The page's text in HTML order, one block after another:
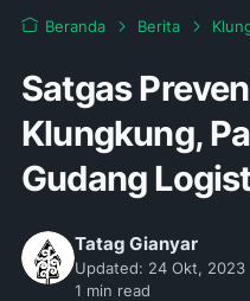
Beranda Berita
Satgas
Klungkung,
Gudang
Tatag Gianyar
Updated: 24 Okt, 2023
1 min read